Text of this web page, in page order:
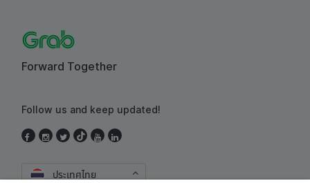
Forward Together
Follow us and keep updated!
ประเทศไทย